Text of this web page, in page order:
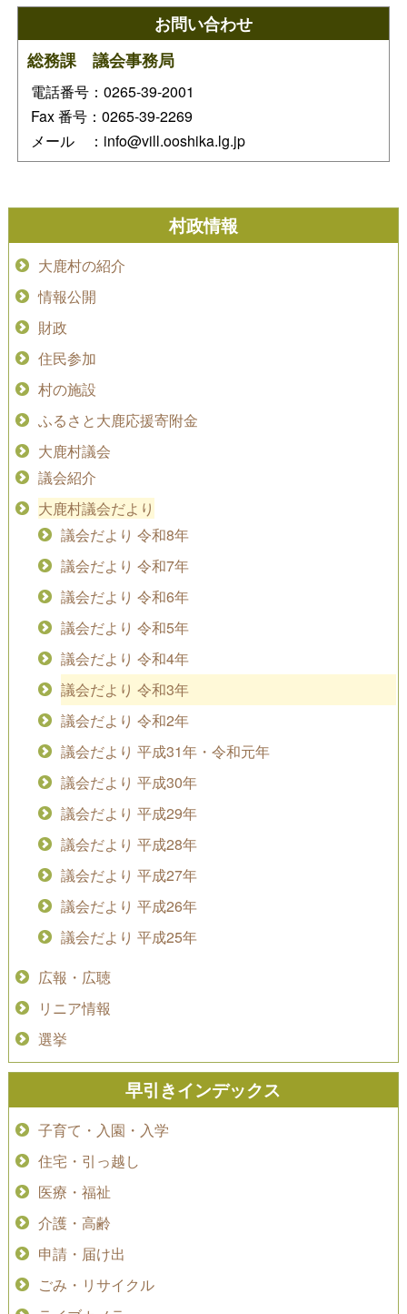
お問い合わせ
総務課 議会事務局
電話番号：0265-39-2001
Fax 番号：0265-39-2269
メール ：info@vill.ooshika.lg.jp
村政情報
大鹿村の紹介
情報公開
財政
住民参加
村の施設
ふるさと大鹿応援寄附金
大鹿村議会
議会紹介
大鹿村議会だより
議会だより 令和8年
議会だより 令和7年
議会だより 令和6年
議会だより 令和5年
議会だより 令和4年
議会だより 令和3年
議会だより 令和2年
議会だより 平成31年・令和元年
議会だより 平成30年
議会だより 平成29年
議会だより 平成28年
議会だより 平成27年
議会だより 平成26年
議会だより 平成25年
広報・広聴
リニア情報
選挙
早引きインデックス
子育て・入園・入学
住宅・引っ越し
医療・福祉
介護・高齢
申請・届け出
ごみ・リサイクル